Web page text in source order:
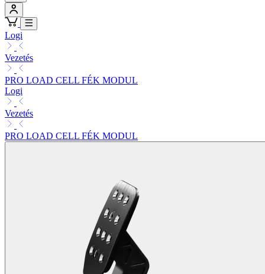
Logi
Vezetés
PRO LOAD CELL FÉK MODUL
Logi
Vezetés
PRO LOAD CELL FÉK MODUL